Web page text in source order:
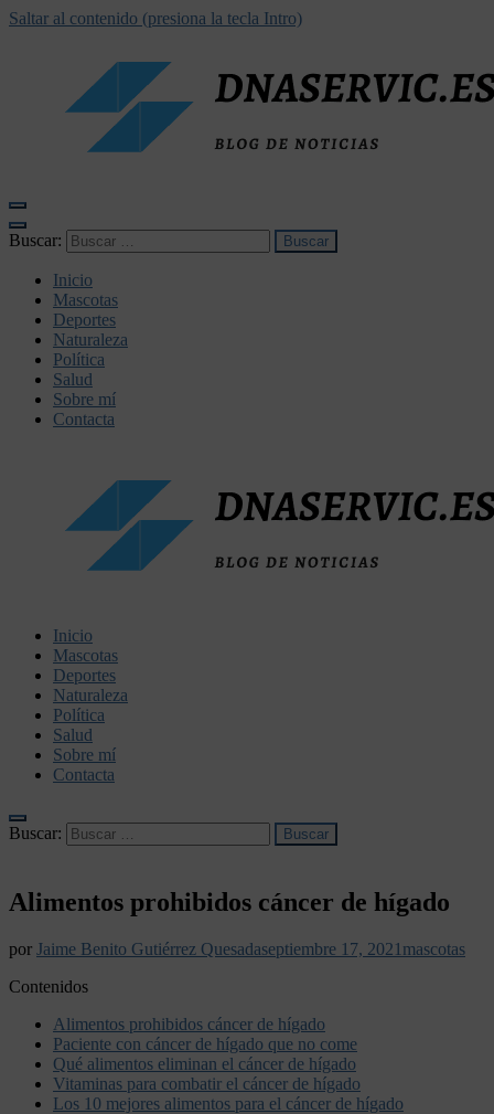
Saltar al contenido (presiona la tecla Intro)
Buscar:
Inicio
Mascotas
Deportes
Naturaleza
Política
Salud
Sobre mí
Contacta
dnaservic.es
Inicio
Mascotas
Deportes
Naturaleza
Política
Salud
Sobre mí
Contacta
Buscar:
Alimentos prohibidos cáncer de hígado
por Jaime Benito Gutiérrez Quesadaseptiembre 17, 2021 mascotas
Contenidos
Alimentos prohibidos cáncer de hígado
Paciente con cáncer de hígado que no come
Qué alimentos eliminan el cáncer de hígado
Vitaminas para combatir el cáncer de hígado
Los 10 mejores alimentos para el cáncer de hígado